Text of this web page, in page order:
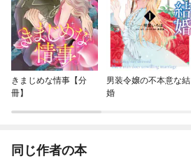
きまじめな情事【分
冊】
男装令嬢の不本意な結
婚
同じ作者の本